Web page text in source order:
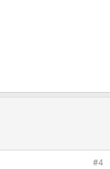
#4